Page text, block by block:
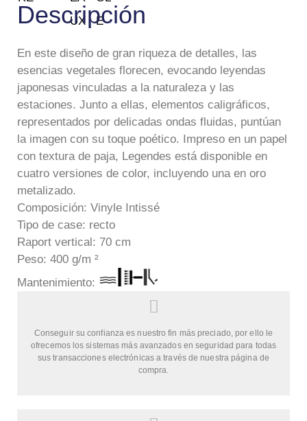
Descripción
En este diseño de gran riqueza de detalles, las
esencias vegetales florecen, evocando leyendas
japonesas vinculadas a la naturaleza y las
estaciones. Junto a ellas, elementos caligráficos,
representados por delicadas ondas fluidas, puntúan
la imagen con su toque poético. Impreso en un papel
con textura de paja, Legendes está disponible en
cuatro versiones de color, incluyendo una en oro
metalizado.
Composición: Vinyle Intissé
Tipo de case: recto
Raport vertical: 70 cm
Peso: 400 g/m ²
Mantenimiento:
Conseguir su confianza es nuestro fin más preciado, por ello le
ofrecemos los sistemas más avanzados en seguridad para todas
sus transacciones electrónicas a través de nuestra página de
compra.